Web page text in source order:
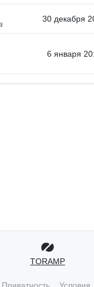
30 декабря
6 января
TORAMP